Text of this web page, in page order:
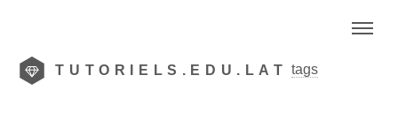
TUTORIELS.EDU.LAT tags